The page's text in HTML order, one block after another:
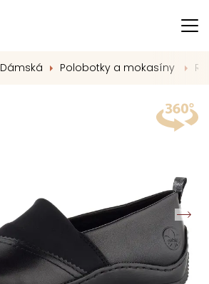
Dámská Polobotky a mokasíny